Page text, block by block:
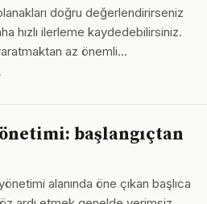
doğru değerlendirirseniz
hızlı ilerleme kaydedebilirsiniz.
az önemli…
başlangıçtan
alanında öne çıkan başlıca